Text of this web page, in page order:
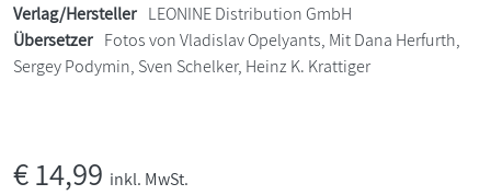
Verlag/Hersteller LEONINE Distribution GmbH
Übersetzer Fotos von Vladislav Opelyants, Mit Dana Herfurth,
Sergey Podymin, Sven Schelker, Heinz K. Krattiger
€14,99 inkl. MwSt.